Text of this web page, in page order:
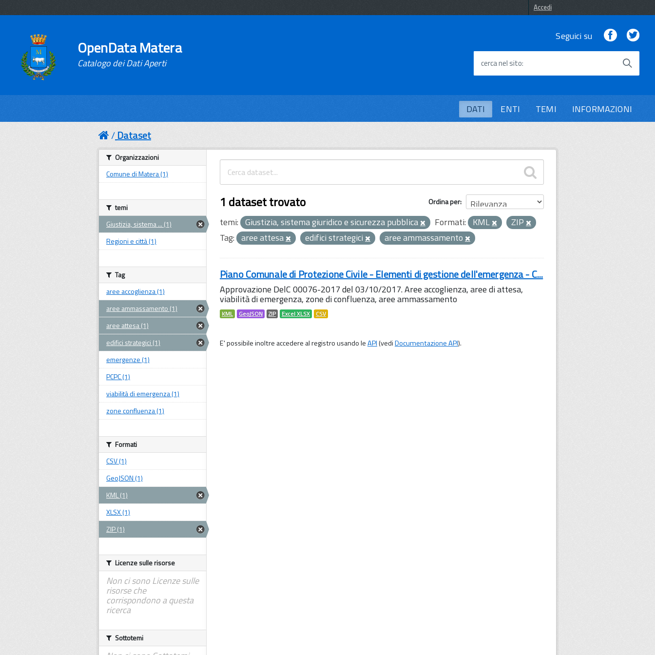
Accedi
OpenData Matera
Catalogo dei Dati Aperti
Seguici su Facebook
cerca nel sito
DATI ENTI TEMI INFORMAZIONI
Dataset
Ordina per
1 dataset trovato
temi: Giustizia, sistema giuridico e sicurezza pubblica Formati: KML
ZIP
Tag: aree attesa edifici strategici aree ammassamento
Piano Comunale di Protezione Civile - Elementi di gestione dell'emergenza - C...
Approvazione DelC 00076-2017 del 03/10/2017. Aree accoglienza, aree di attesa,
viabilità di emergenza, zone di confluenza, aree ammassamento
KML GeoJSON ZIP Excel XLSX CSV
E' possibile inoltre accedere al registro usando leAPI(vediDocumentazione API).
Organizzazioni
Comune di Matera (1)
temi
Giustizia, sistema ... (1)
Regioni e città (1)
Tag
aree accoglienza (1)
aree ammassamento (1)
aree attesa (1)
edifici strategici (1)
emergenze (1)
PCPC (1)
viabilità di emergenza (1)
zone confluenza (1)
Formati
CSV (1)
GeoJSON (1)
KML (1)
XLSX (1)
ZIP (1)
Licenze sulle risorse
Non ci sono Licenze sulle
risorse che
corrispondono a questa
ricerca
Sottotemi